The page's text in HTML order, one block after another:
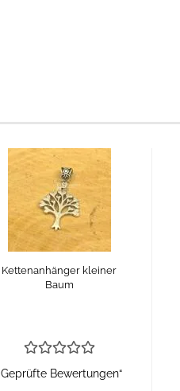
Kettenanhänger kleiner
Baum
„Geprüfte Bewertungen“